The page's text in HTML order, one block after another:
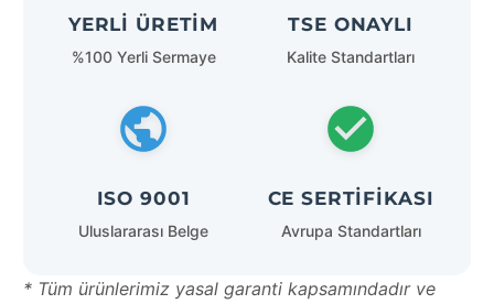
YERLI ÜRETIM
%100 Yerli Sermaye
TSE ONAYLI
Kalite Standartları
ISO 9001
Uluslararası Belge
CE SERTIFIKASI
Avrupa Standartları
* Tüm ürünlerimiz yasal garanti kapsamındadır ve